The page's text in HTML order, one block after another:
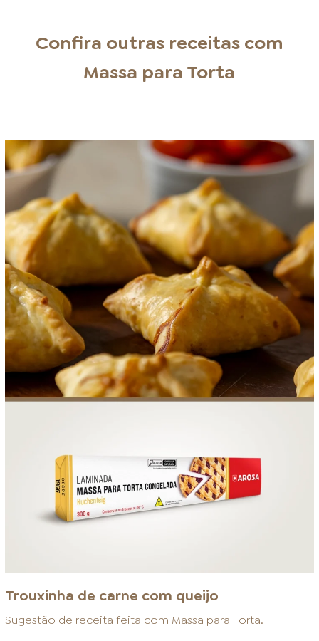
Confira outras receitas com
Massa para Torta
Trouxinha de carne com queijo
Sugestão de receita feita com Massa para Torta.